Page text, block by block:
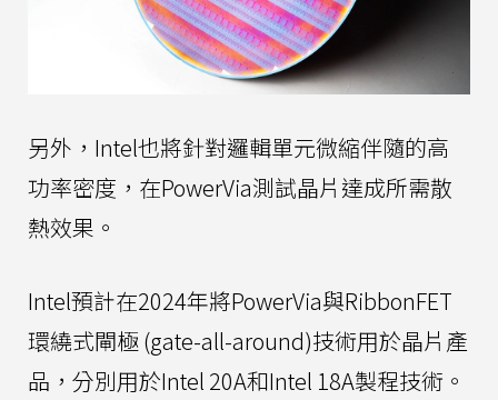
另外，Intel也將針對邏輯單元微縮伴隨的高
功率密度，在PowerVia測試晶片達成所需散
熱效果。
Intel預計在2024年將PowerVia與RibbonFET
環繞式閘極 (gate-all-around)技術用於晶片產
品，分別用於Intel 20A和Intel 18A製程技術。